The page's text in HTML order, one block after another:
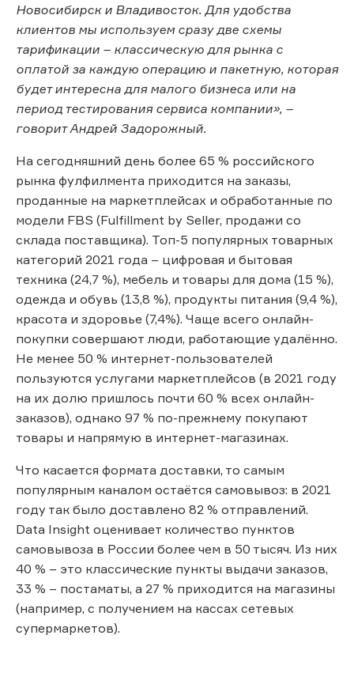
Новосибирск и Владивосток. Для удобства
клиентов мы используем сразу две схемы
тарификации – классическую для рынка с
оплатой за каждую операцию и пакетную, которая
будет интересна для малого бизнеса или на
период тестирования сервиса компании», –
говорит Андрей Задорожный.
На сегодняшний день более 65 % российского
рынка фулфилмента приходится на заказы,
проданные на маркетплейсах и обработанные по
модели FBS (Fulfillment by Seller, продажи со
склада поставщика). Топ-5 популярных товарных
категорий 2021 года – цифровая и бытовая
техника (24,7 %), мебель и товары для дома (15 %),
одежда и обувь (13,8 %), продукты питания (9,4 %),
красота и здоровье (7,4%). Чаще всего онлайн-
покупки совершают люди, работающие удалённо.
Не менее 50 % интернет-пользователей
пользуются услугами маркетплейсов (в 2021 году
на их долю пришлось почти 60 % всех онлайн-
заказов), однако 97 % по-прежнему покупают
товары и напрямую в интернет-магазинах.
Что касается формата доставки, то самым
популярным каналом остаётся самовывоз: в 2021
году так было доставлено 82 % отправлений.
Data Insight оценивает количество пунктов
самовывоза в России более чем в 50 тысяч. Из них
40 % – это классические пункты выдачи заказов,
33 % – постаматы, а 27 % приходится на магазины
(например, с получением на кассах сетевых
супермаркетов).